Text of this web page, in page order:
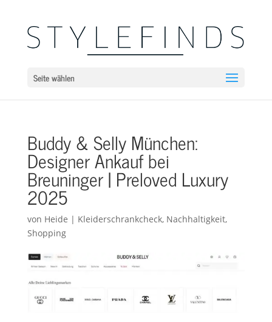
Seite wählen
Buddy & Selly München:
Designer Ankauf bei
Breuninger | Preloved Luxury
2025
von Heide | Kleiderschrankcheck, Nachhaltigkeit,
Shopping